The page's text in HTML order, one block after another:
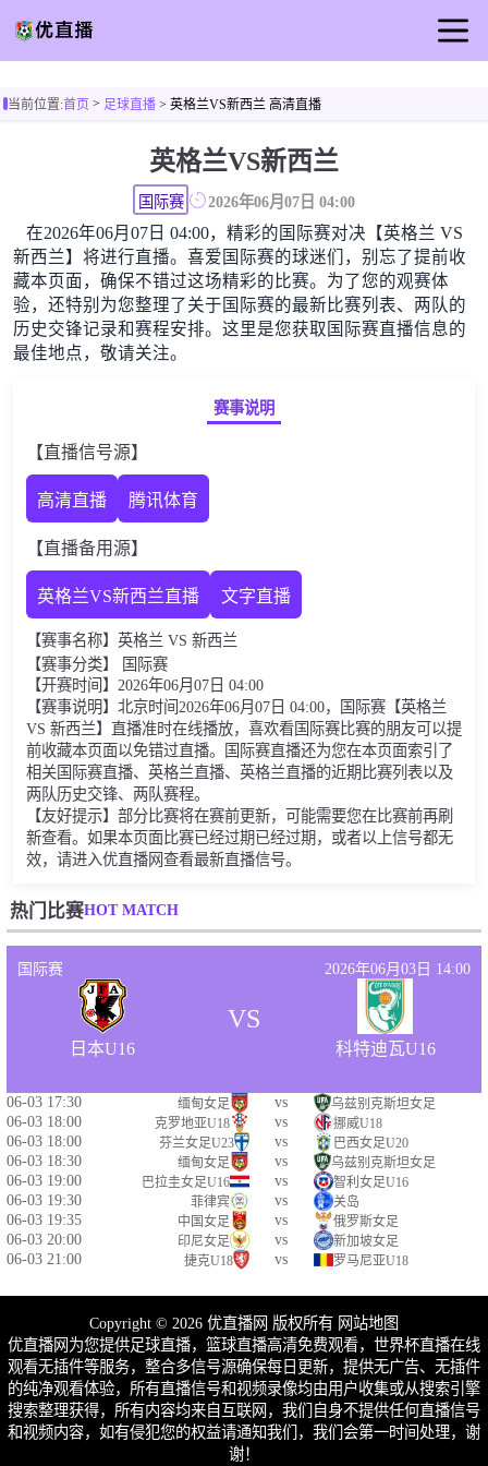
足球新闻
当前位置:首页> 足球直播> 英格兰VS新西兰 高清直播
英格兰VS新西兰
国际赛 2026年06月07日 04:00
在2026年06月07日 04:00，精彩的国际赛对决【英格兰 VS
新西兰】将进行直播。喜爱国际赛的球迷们，别忘了提前收
藏本页面，确保不错过这场精彩的比赛。为了您的观赛体
验，还特别为您整理了关于国际赛的最新比赛列表、两队的
历史交锋记录和赛程安排。这里是您获取国际赛直播信息的
最佳地点，敬请关注。
赛事说明
【直播信号源】
高清直播 腾讯体育
【直播备用源】
英格兰VS新西兰直播 文字直播
【赛事名称】英格兰 VS 新西兰
【赛事分类】 国际赛
【开赛时间】2026年06月07日 04:00
【赛事说明】北京时间2026年06月07日 04:00，国际赛【英格兰
VS 新西兰】直播准时在线播放，喜欢看国际赛比赛的朋友可以提
前收藏本页面以免错过直播。国际赛直播还为您在本页面索引了
相关国际赛直播、英格兰直播、英格兰直播的近期比赛列表以及
两队历史交锋、两队赛程。
【友好提示】部分比赛将在赛前更新，可能需要您在比赛前再刷
新查看。如果本页面比赛已经过期已经过期，或者以上信号都无
效，请进入优直播网查看最新直播信号。
热门比赛HOT MATCH
国际赛 2026年06月03日 14:00
日本U16
VS
科特迪瓦U16
06-03 17:30 缅甸女足 vs 乌兹别克斯坦女足
06-03 18:00 克罗地亚U18 vs 挪威U18
06-03 18:00 芬兰女足U23 vs 巴西女足U20
06-03 18:30 缅甸女足 vs 乌兹别克斯坦女足
06-03 19:00 巴拉圭女足U16 vs 智利女足U16
06-03 19:30 菲律宾 vs 关岛
06-03 19:35 中国女足 vs 俄罗斯女足
06-03 20:00 印尼女足 vs 新加坡女足
06-03 21:00 捷克U18 vs 罗马尼亚U18
Copyright © 2026 优直播网 版权所有 网站地图
优直播网为您提供足球直播，篮球直播高清免费观看，世界杯直播在线
观看无插件等服务，整合多信号源确保每日更新，提供无广告、无插件
的纯净观看体验，所有直播信号和视频录像均由用户收集或从搜索引擎
搜索整理获得，所有内容均来自互联网，我们自身不提供任何直播信号
和视频内容，如有侵犯您的权益请通知我们，我们会第一时间处理，谢
谢！